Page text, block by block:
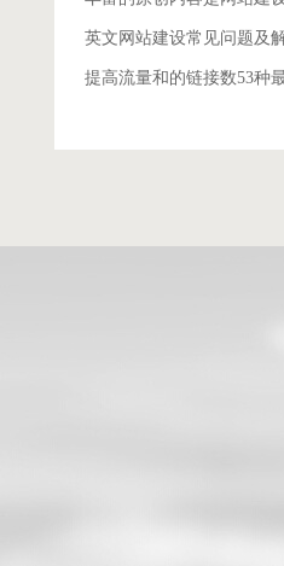
英文网站建设常见问题及
提高流量和的链接数53种